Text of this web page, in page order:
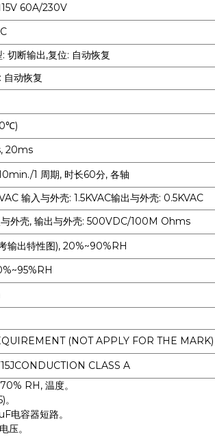
60A/230V
切断输出,复位: 自动恢复
自动恢复
20ms
1 周期, 时长60分, 各轴
输入与外壳: 1.5KVAC输出与外壳: 0.5KVAC
与外壳, 输出与外壳: 500VDC/100M Ohms
出特性图), 20%~90%RH
(NOT APPLY FOR THE MARK)
CLASS A
RH, 温度。
电容器短路。
压。